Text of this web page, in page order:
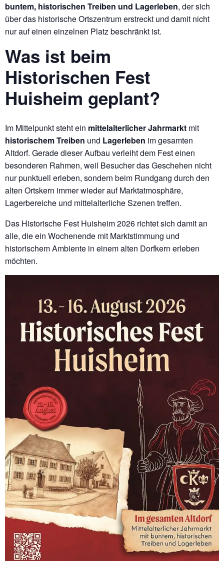
buntem, historischen Treiben und Lagerleben, der sich
über das historische Ortszentrum erstreckt und damit nicht
nur auf einen einzelnen Platz beschränkt ist.
Was ist beim
Historischen Fest
Huisheim geplant?
Im Mittelpunkt steht ein mittelalterlicher Jahrmarkt mit
historischem Treiben und Lagerleben im gesamten
Altdorf. Gerade dieser Aufbau verleiht dem Fest einen
besonderen Rahmen, weil Besucher das Geschehen nicht
nur punktuell erleben, sondern beim Rundgang durch den
alten Ortskern immer wieder auf Marktatmosphäre,
Lagerbereiche und mittelalterliche Szenen treffen.
Das Historische Fest Huisheim 2026 richtet sich damit an
alle, die ein Wochenende mit Marktstimmung und
historischem Ambiente in einem alten Dorfkern erleben
möchten.